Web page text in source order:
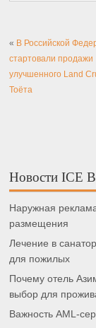
« В Российской
стартовали продажи
улучшенного Land
Тоёта
Новости ICE
Наружная
размещения
Лечение в
для пожилых
Почему отель
выбор для
Важность AML-